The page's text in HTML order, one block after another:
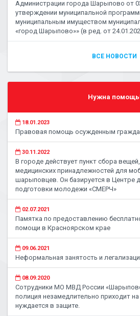
Администрации города Шарыпово от
утверждении муниципальной
муниципальным имуществом
«город Шарыпово»» (в ред. от
ВСЕ НОВОСТИ
Нужна
18.01.2023
Правовая помощь осужденным
30.11.2022
В городе действует пункт сбора
медицинских принадлежностей для
шарыповцев. Он базируется в Центре
подготовки молодежи «СМЕРЧ»
02.07.2021
Памятка по предоставлению
помощи в Красноярском крае
09.06.2021
Неформальная занятость и
08.09.2020
Сотрудники МО МВД России
полиция незамедлительно приходит
нуждается в защите.